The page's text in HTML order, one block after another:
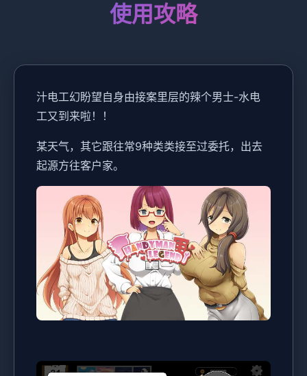
使用攻略
汁电工幻盼望自身由接案里层的辣个男士-水电
工又到来啦！！
某天气，其它跟往常9种类类接至过委托，出去
起源方往客户家。